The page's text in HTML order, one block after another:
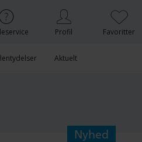
Profil Favoritter
Aktuelt
Nyhed